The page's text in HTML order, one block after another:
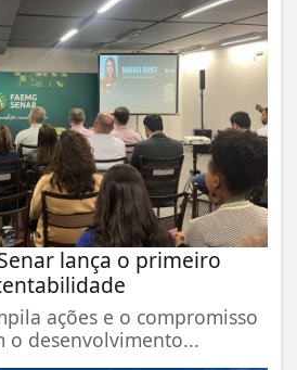
lança o primeiro
ações e o compromisso
o desenvolvimento...